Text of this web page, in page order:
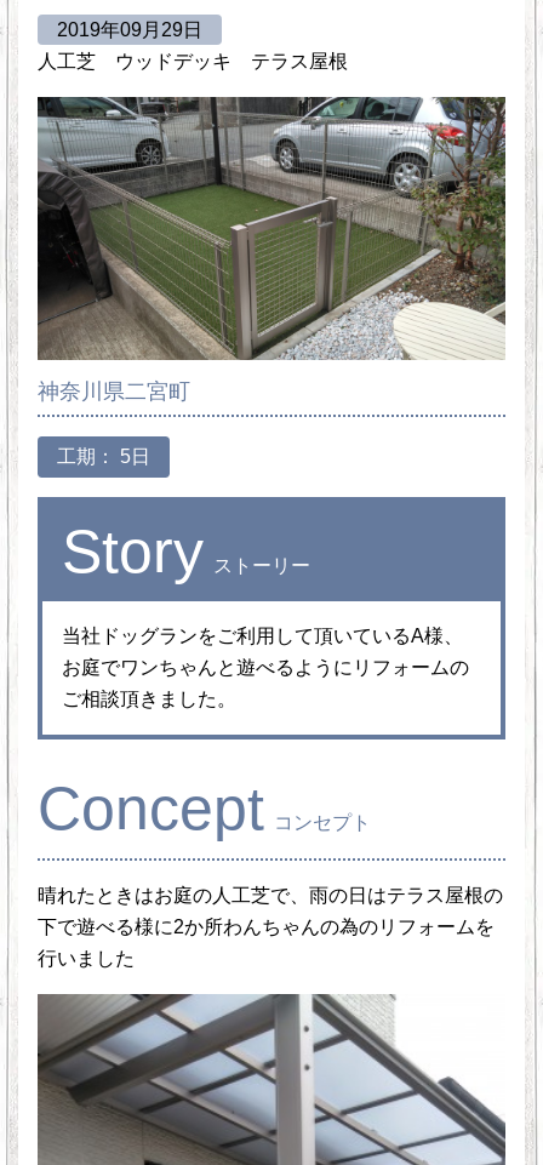
2019年09月29日
人工芝
ウッドデッキ テラス屋根
神奈川県二宮町
工期： 5日
Story ストーリー
当社ドッグランをご利用して頂いているA様、
お庭でワンちゃんと遊べるようにリフォームの
ご相談頂きました。
Concept コンセプト
晴れたときはお庭の人工芝で、雨の日はテラス屋根の
下で遊べる様に2か所わんちゃんの為のリフォームを
行いました